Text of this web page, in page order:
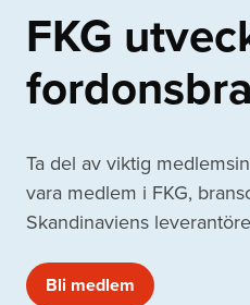
FKG
Ta del av viktig
vara medlem i FKG,
Skandinaviens
Bli medlem